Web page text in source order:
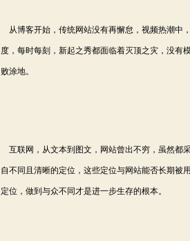
从博客开始，传统网站没有再懈怠，视频热潮中
度，每时每刻，新起之秀都面临着灭顶之灾，没有
败涂地。
互联网，从文本到图文，网站曾出不穷，虽然都
自不同且清晰的定位，这些定位与网站能否长期被
定位，做到与众不同才是进一步生存的根本。